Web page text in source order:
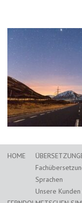
HOME
Sprachen
Unsere